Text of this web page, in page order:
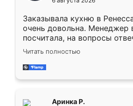
мебели буду заказывать
Заказывала кухню в
очень довольна. Менеджер
посчитала, на вопросы
Замерщик приехал в
делу со всей
за день, ребята работали
Читать полностью
Аринка Р.